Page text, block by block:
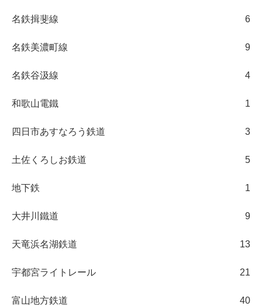
名鉄揖斐線 6
名鉄美濃町線 9
名鉄谷汲線 4
和歌山電鐵 1
四日市あすなろう鉄道 3
土佐くろしお鉄道 5
地下鉄 1
大井川鐵道 9
天竜浜名湖鉄道 13
宇都宮ライトレール 21
富山地方鉄道 40